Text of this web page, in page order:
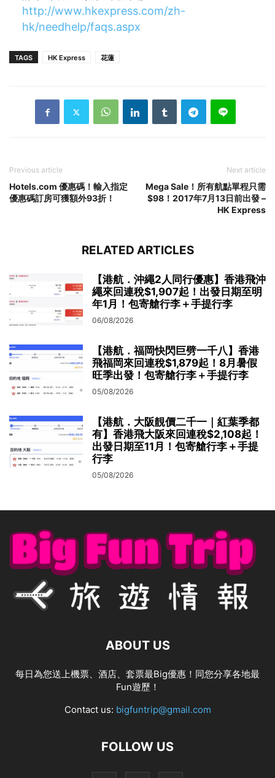
http://www.hkexpress.com/zh-
hk/needhelp/faqs.aspx
TAGS HK Express 花蓮
Previous article
Hotels.com 優惠碼！輸入指定
優惠碼訂房可獲額外93折！
Next article
Mega Sale！所有航點單程只需
$98！2017年7月13日前出發 –
HK Express
RELATED ARTICLES
【港航．沖繩2人同行優惠】香港飛沖
繩來回連稅$1,907起！出發日期至明
年1月！包寄艙行李＋手提行李
06/08/2026
【港航．福岡快閃巨劈一千八】香港
飛福岡來回連稅$1,879起！8月暑假
旺季出發！包寄艙行李＋手提行李
05/08/2026
【港航．大阪靚價二千一｜紅葉季都
有】香港飛大阪來回連稅$2,108起！
出發日期至11月！包寄艙行李＋手提
行李
05/08/2026
ABOUT US
每日為您送上機票、酒店、套票最Big優惠！同您分享各地最
Fun遊歷！
Contact us: bigfuntrip@gmail.com
FOLLOW US